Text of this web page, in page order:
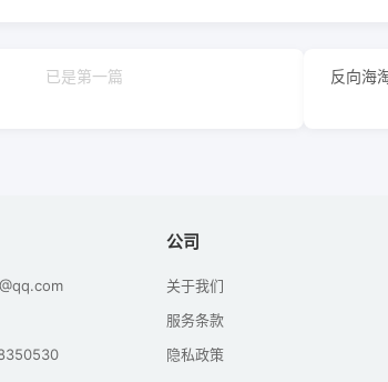
已是第一篇
反向海
公司
关于我们
服务条款
隐私政策